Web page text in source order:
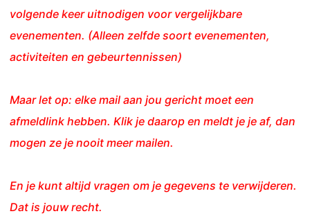
volgende keer uitnodigen voor vergelijkbare
evenementen. (Alleen zelfde soort evenementen,
activiteiten en gebeurtennissen)
Maar let op: elke mail aan jou gericht moet een
afmeldlink hebben. Klik je daarop en meldt je je af, dan
mogen ze je nooit meer mailen.
En je kunt altijd vragen om je gegevens te verwijderen.
Dat is jouw recht.